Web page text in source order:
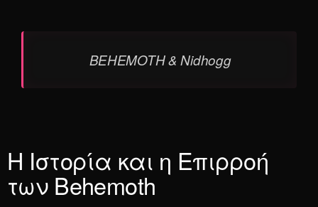
BEHEMOTH & Nidhogg
Η Ιστορία και η Επιρροή
των Behemoth